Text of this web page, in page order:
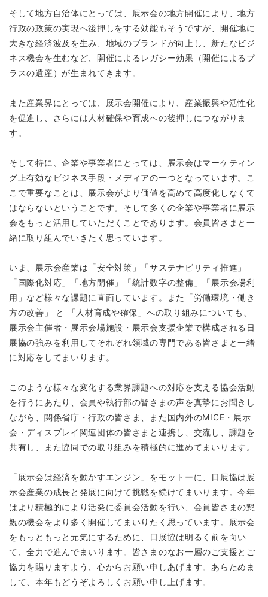
そして地方自治体にとっては、展示会の地方開催により、地方
行政の政策の実現へ後押しをする効能もそうですが、開催地に
大きな経済波及を生み、地域のブランドが向上し、新たなビジ
ネス機会を生むなど、開催によるレガシー効果（開催によるプ
ラスの遺産）が生まれてきます。
また産業界にとっては、展示会開催により、産業振興や活性化
を促進し、さらには人材確保や育成への後押しにつながりま
す。
そして特に、企業や事業者にとっては、展示会はマーケティン
グ上有効なビジネス手段・メディアの一つとなっています。こ
こで重要なことは、展示会がより価値を高めて高度化しなくて
はならないということです。そして多くの企業や事業者に展示
会をもっと活用していただくことであります。会員皆さまと一
緒に取り組んでいきたく思っています。
いま、展示会産業は「安全対策」「サステナビリティ推進」
「国際化対応」「地方開催」「統計数字の整備」「展示会場利
用」など様々な課題に直面しています。また「労働環境・働き
方の改善」 と 「人材育成や確保」への取り組みについても、
展示会主催者・展示会場施設・展示会支援企業で構成される日
展協の強みを利用してそれぞれ領域の専門である皆さまと一緒
に対応をしてまいります。
このような様々な変化する業界課題への対応を支える協会活動
を行うにあたり、会員や執行部の皆さまの声を真摯にお聞きし
ながら、関係省庁・行政の皆さま、また国内外のMICE・展示
会・ディスプレイ関連団体の皆さまと連携し、交流し、課題を
共有し、また協同での取り組みを積極的に進めてまいります。
「展示会は経済を動かすエンジン」をモットーに、日展協は展
示会産業の成長と発展に向けて挑戦を続けてまいります。今年
はより積極的により活発に委員会活動を行い、会員皆さまの懇
親の機会をより多く開催してまいりたく思っています。展示会
をもっともっと元気にするために、日展協は明るく前を向い
て、全力で進んでまいります。皆さまのなお一層のご支援とご
協力を賜りますよう、心からお願い申しあげます。あらためま
して、本年もどうぞよろしくお願い申し上げます。